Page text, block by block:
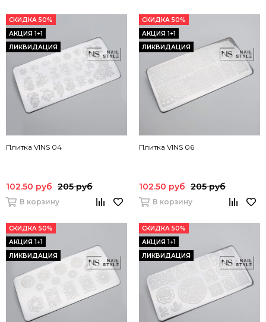
СКИДКА 50%
АКЦИЯ 1+1
ЛИКВИДАЦИЯ
Плитка VINS 04
102.50 руб 205 руб
В корзину
СКИДКА 50%
АКЦИЯ 1+1
ЛИКВИДАЦИЯ
Плитка VINS 06
102.50 руб 205 руб
В корзину
СКИДКА 50%
АКЦИЯ 1+1
ЛИКВИДАЦИЯ
СКИДКА 50%
АКЦИЯ 1+1
ЛИКВИДАЦИЯ